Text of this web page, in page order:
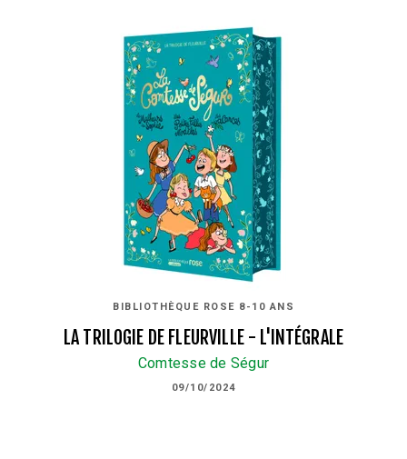
BIBLIOTHÈQUE ROSE 8-10 ANS
LA TRILOGIE DE FLEURVILLE - L'INTÉGRALE
Comtesse de Ségur
09/10/2024